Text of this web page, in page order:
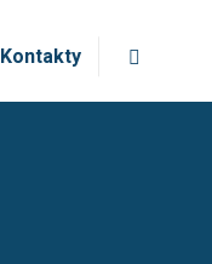
Kontakty